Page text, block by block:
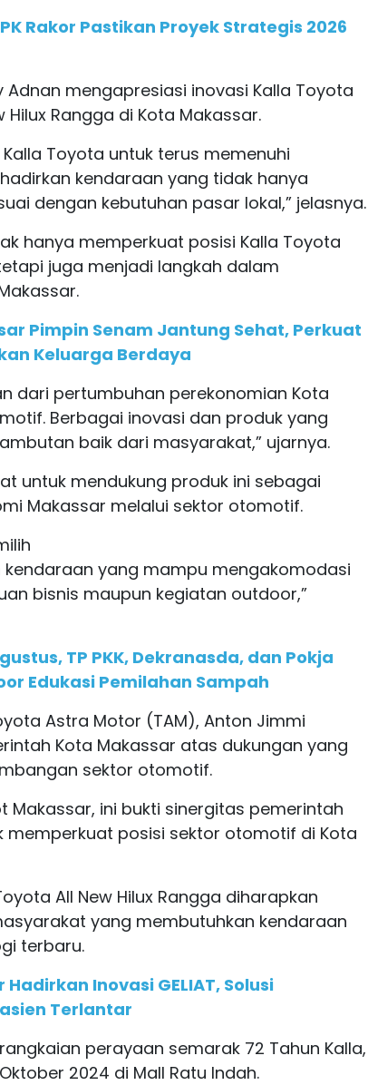
Rakor Pastikan Proyek Strategis 2026
mengapresiasi inovasi Kalla Toyota
Rangga di Kota Makassar.
Toyota untuk terus memenuhi
kendaraan yang tidak hanya
dengan kebutuhan pasar lokal,” jelasnya.
hanya memperkuat posisi Kalla Toyota
juga menjadi langkah dalam
Pimpin Senam Jantung Sehat, Perkuat
Keluarga Berdaya
dari pertumbuhan perekonomian Kota
Berbagai inovasi dan produk yang
baik dari masyarakat,” ujarnya.
untuk mendukung produk ini sebagai
Makassar melalui sektor otomotif.
kendaraan yang mampu mengakomodasi
bisnis maupun kegiatan outdoor,”
TP PKK, Dekranasda, dan Pokja
Edukasi Pemilahan Sampah
Astra Motor (TAM), Anton Jimmi
Kota Makassar atas dukungan yang
sektor otomotif.
Makassar, ini bukti sinergitas pemerintah
memperkuat posisi sektor otomotif di Kota
All New Hilux Rangga diharapkan
yang membutuhkan kendaraan
terbaru.
Hadirkan Inovasi GELIAT, Solusi
Terlantar
perayaan semarak 72 Tahun Kalla,
2024 di Mall Ratu Indah.